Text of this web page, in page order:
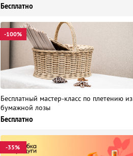
Бесплатно
-100%
Бесплатный мастер-класс по плетению из
бумажной лозы
Бесплатно
-35%